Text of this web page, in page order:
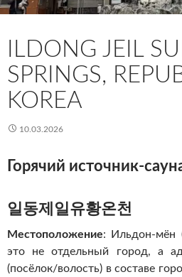
ILDONG JEIL
SPRINGS,
KOREA
10.03.2026
Горячий источник-
일동제일유황온천
Местоположение: Ильдон-мён
это не отдельный город, а
(посёлок/волость) в составе